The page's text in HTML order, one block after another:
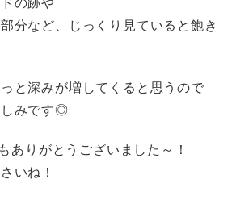
分など、じっくり見ていると飽き
と深みが増してくると思うので
しみです◎
ありがとうございました～！
いね！